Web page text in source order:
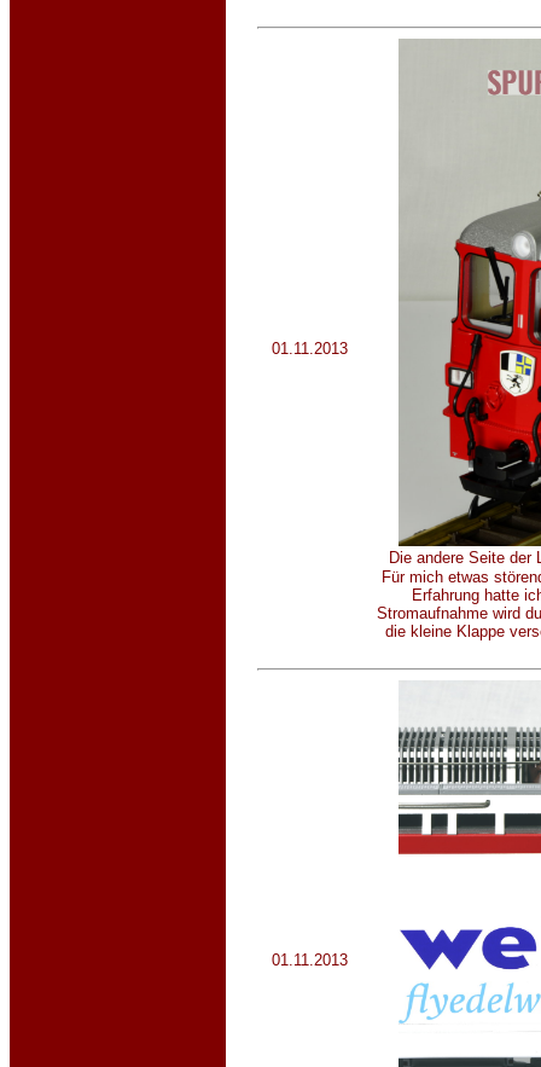
01.11.2013
Die andere Seite der
Für mich etwas
Erfahrung hatte
Stromaufnahme wird
die kleine Klappe
01.11.2013